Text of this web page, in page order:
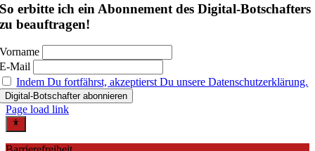
So erbitte ich ein Abonnement des Digital-Botschafters
zu beauftragen!
Vorname
E-Mail
Indem Du fortfährst, akzeptierst Du unsere Datenschutzerklärung.
Page load link